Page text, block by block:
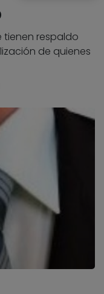
tienen respaldo
de quienes